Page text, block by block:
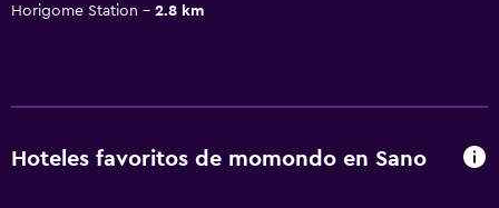
Horigome Station
2.8 km
Hoteles favoritos de momondo en Sano